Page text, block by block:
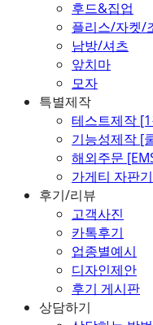
후드&집업
플리스/자켓/
남방/셔츠
앞치마
모자
특별제작
테스트제작
기능성제작 [
해외주문
가게티 자판
후기/리뷰
고객사진
카톡후기
업종별예시
디자인제안
후기 게시판
상담하기